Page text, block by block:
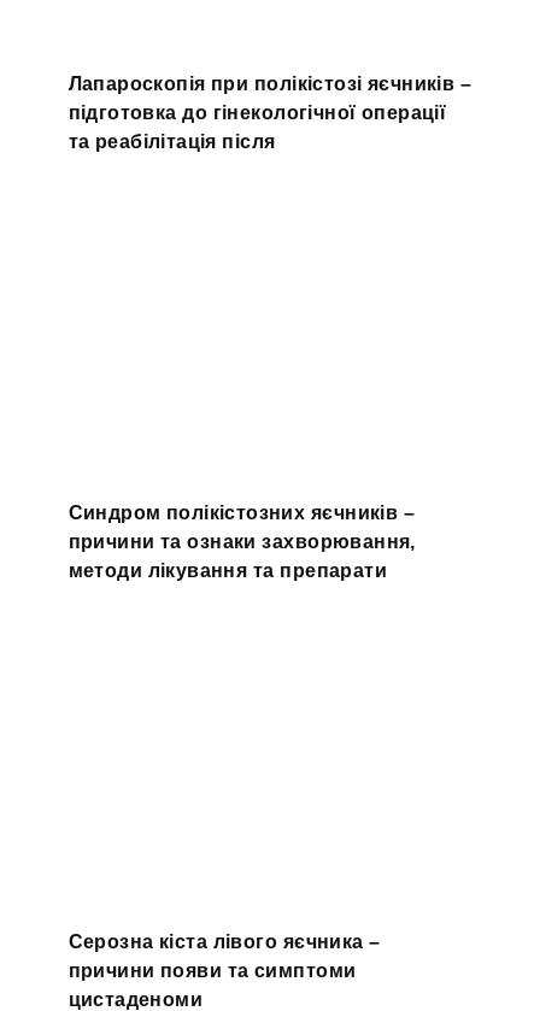
Лапароскопія при полікістозі яєчників –
підготовка до гінекологічної операції
та реабілітація після
Синдром полікістозних яєчників –
причини та ознаки захворювання,
методи лікування та препарати
Серозна кіста лівого яєчника –
причини появи та симптоми
цистаденоми